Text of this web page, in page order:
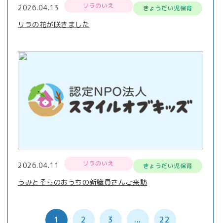
2026.04.13 リラのいえ きょうだい児保育
リラの花が咲きました
2026.04.11 リラのいえ きょうだい児保育
うみとそらのおうちの新職員さんご来訪
1 2 3 ... 22